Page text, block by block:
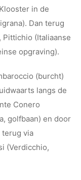
in de
Dan terug
Pittichio (Italiaanse
opgraving).
(burcht)
langs de
Conero
golfbaan) en door
terug via
(Verdicchio,